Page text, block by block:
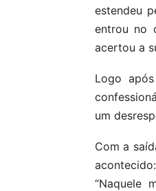
estendeu
entrou no
acertou a
Logo
um
Com a
“Naquele